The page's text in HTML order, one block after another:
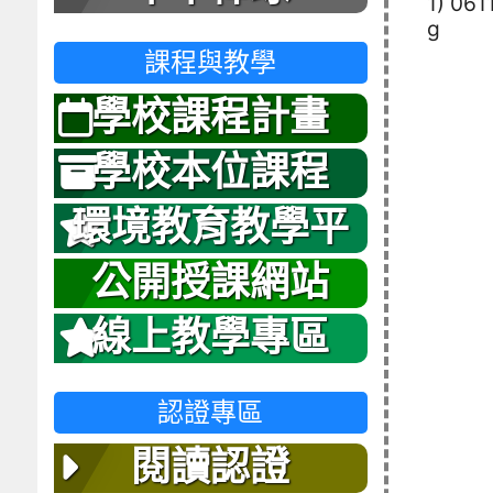
g
課程與教學
學校課程計畫
學校本位課程
環境教育教學平
台
公開授課網站
線上教學專區
認證專區
閱讀認證